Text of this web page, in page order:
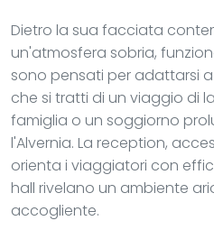
Dietro la sua facciata
un'atmosfera sobria,
sono pensati per adattarsi
che si tratti di un viaggio di
famiglia o un soggiorno
l'Alvernia. La reception,
orienta i viaggiatori con
hall rivelano un ambiente
accogliente.